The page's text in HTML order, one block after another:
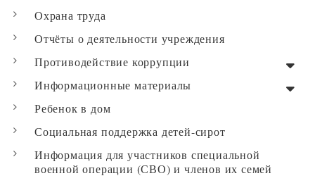
Охрана труда
Отчёты о деятельности учреждения
Противодействие коррупции
Информационные материалы
Ребенок в дом
Социальная поддержка детей-сирот
Информация для участников специальной
военной операции (СВО) и членов их семей